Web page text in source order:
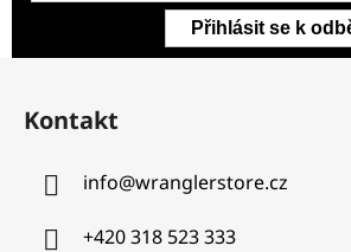
Přihlásit se k
Kontakt
info@wranglerstore.cz
+420 318 523 333